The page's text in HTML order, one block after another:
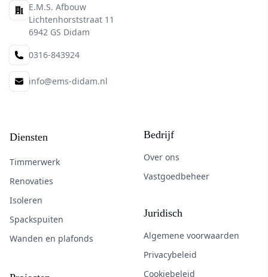
Adres
E.M.S. Afbouw
Lichtenhorststraat 11
6942 GS Didam
Telefoon
0316-843924
E-mail
info@ems-didam.nl
Diensten
Timmerwerk
Renovaties
Isoleren
Spackspuiten
Wanden en plafonds
Bedrijf
Over ons
Vastgoedbeheer
Juridisch
Algemene voorwaarden
Privacybeleid
Cookiebeleid